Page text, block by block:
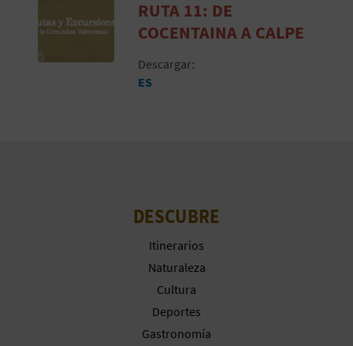
RUTA 11: DE
COCENTAINA A CALPE
Descargar:
ES
DESCUBRE
Itinerarios
Naturaleza
Cultura
Deportes
Gastronomía